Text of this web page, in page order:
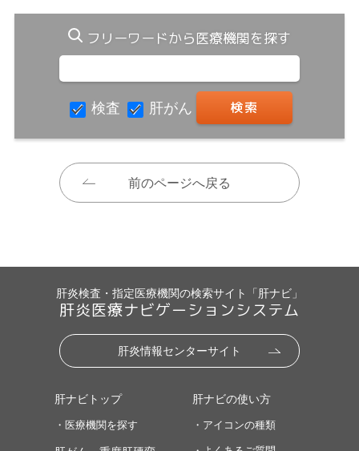
フリーワードから医療機関を探す
検査 肝がん
前のページへ戻る
肝炎検査・指定医療機関の検索サイト「肝ナビ」
肝炎医療ナビゲーションシステム
肝炎情報センターサイト
肝ナビトップ
・医療機関を探す
肝ナビの使い方
・アイコンの種類